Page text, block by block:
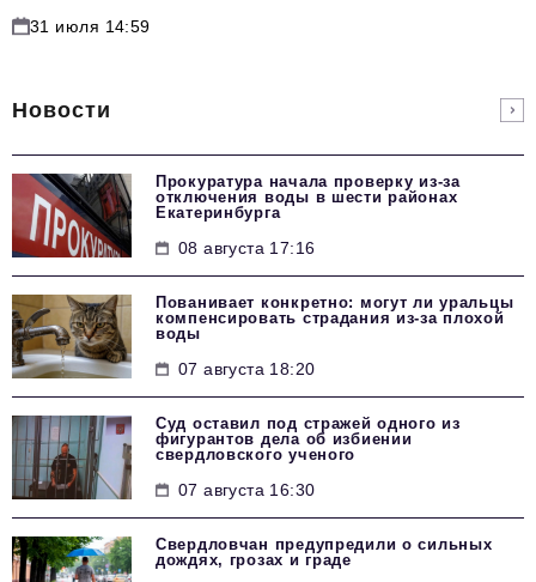
31 июля 14:59
Новости
Прокуратура начала проверку из-за
отключения воды в шести районах
Екатеринбурга
08 августа 17:16
Пованивает конкретно: могут ли уральцы
компенсировать страдания из-за плохой
воды
07 августа 18:20
Суд оставил под стражей одного из
фигурантов дела об избиении
свердловского ученого
07 августа 16:30
Свердловчан предупредили о сильных
дождях, грозах и граде